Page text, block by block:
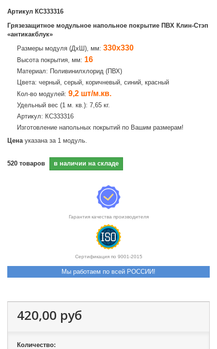
Артикул КС333316
Грязезащитное модульное напольное покрытие ПВХ Клин-Стэп
«антикакблук»
Размеры модуля (ДхШ), мм: 330х330
Высота покрытия, мм: 16
Материал: Поливинилхлорид (ПВХ)
Цвета: черный, серый, коричневый, синий, красный
Кол-во модулей: 9,2 шт/м.кв.
Удельный вес (1 м. кв.): 7,65 кг.
Артикул: КС333316
Изготовление напольных покрытий по Вашим размерам!
Ценауказана за 1 модуль.
520 товаров в наличии на складе
Гарантия качества производителя
Сертификация по 9001-2015
Мы работаем по всей РОССИИ!
420,00 руб
Количество: